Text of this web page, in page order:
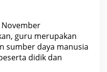
guru merupakan
sumber daya manusia
didik dan